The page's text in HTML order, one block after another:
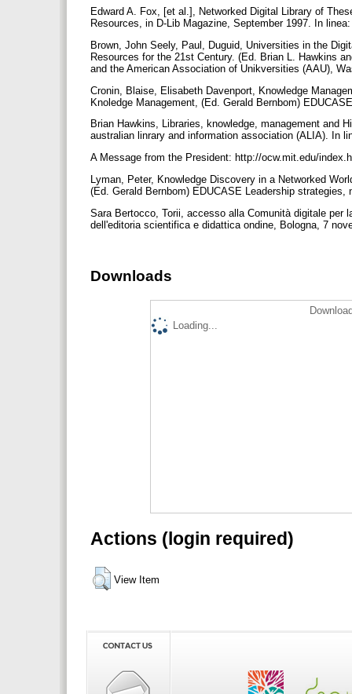
Edward A. Fox, [et al.], Networked Digital Library of
Resources, in D-Lib Magazine, September 1997. In
Brown, John Seely, Paul, Duguid, Universities in the
Resources for the 21st Century. (Ed. Brian L. Hawkins
and the American Association of Unikversities (AAU),
Cronin, Blaise, Elisabeth Davenport, Knowledge
Knoledge Management, (Ed. Gerald Bernbom)
Brian Hawkins, Libraries, knowledge, management and
australian linrary and information association (ALIA). In
A Message from the President: http://ocw.mit.edu/
Lyman, Peter, Knowledge Discovery in a Networked
(Ed. Gerald Bernbom) EDUCASE Leadership
Sara Bertocco, Torii, accesso alla Comunità digitale per
dell'editoria scientifica e didattica ondine, Bologna, 7
Downloads
Loading...
Actions (login required)
View Item